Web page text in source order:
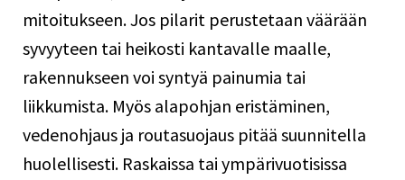
mitoitukseen. Jos pilarit perustetaan väärään
syvyyteen tai heikosti kantavalle maalle,
rakennukseen voi syntyä painumia tai
liikkumista. Myös alapohjan eristäminen,
vedenohjaus ja routasuojaus pitää suunnitella
huolellisesti. Raskaissa tai ympärivuotisissa